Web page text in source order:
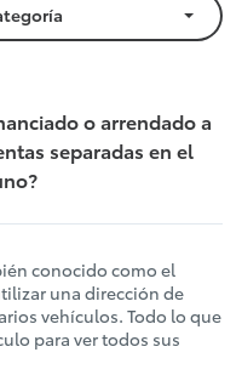
o arrendado a
separadas en el
conocido como el
una dirección de
vehículos. Todo lo que
para ver todos sus